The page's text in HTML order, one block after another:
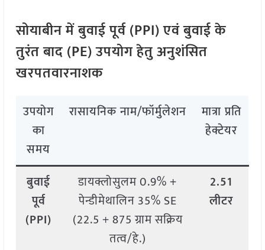
सोयाबीन में बुवाई पूर्व (PPI) एवं बुवाई के
तुरंत बाद (PE) उपयोग हेतु अनुशंसित
खरपतवारनाशक
उपयोग
का
समय
रासायनिक नाम/फॉर्मुलेशन
मात्रा प्रति
हेक्टेयर
बुवाई
पूर्व
(PPI)
डायक्लोसुलम 0.9% +
पेन्डीमेथालिन 35% SE
(22.5 + 875 ग्राम सक्रिय
तत्व/हे.)
2.51
लीटर